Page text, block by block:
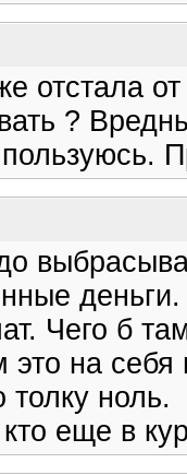
отстала
?
деньги.
Чего б
на себя
толку ноль.
еще в